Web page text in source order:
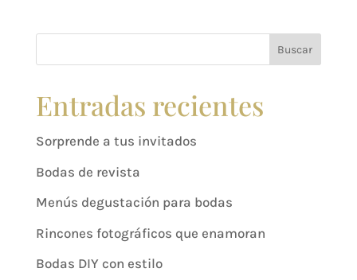
Buscar
Entradas recientes
Sorprende a tus invitados
Bodas de revista
Menús degustación para bodas
Rincones fotográficos que enamoran
Bodas DIY con estilo